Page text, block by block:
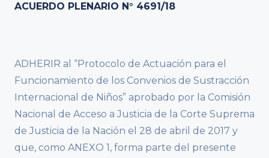
ACUERDO PLENARIO N° 4691/18
ADHERIR al “Protocolo de Actuación para el
Funcionamiento de los Convenios de Sustracción
Internacional de Niños” aprobado por la Comisión
Nacional de Acceso a Justicia de la Corte Suprema
de Justicia de la Nación el 28 de abril de 2017 y
que, como ANEXO 1, forma parte del presente